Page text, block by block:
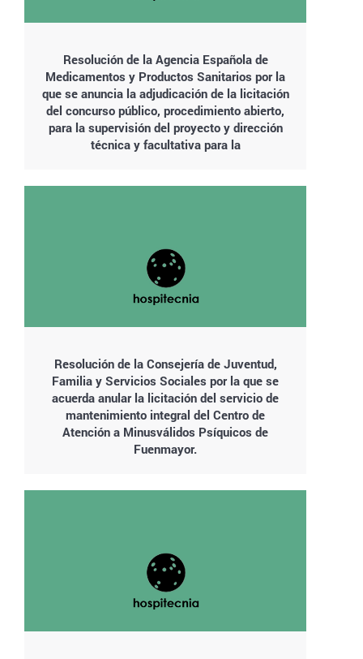
Resolución de la Agencia Española de
Medicamentos y Productos Sanitarios por la
que se anuncia la adjudicación de la licitación
del concurso público, procedimiento abierto,
para la supervisión del proyecto y dirección
técnica y facultativa para la
Resolución de la Consejería de Juventud,
Familia y Servicios Sociales por la que se
acuerda anular la licitación del servicio de
mantenimiento integral del Centro de
Atención a Minusválidos Psíquicos de
Fuenmayor.